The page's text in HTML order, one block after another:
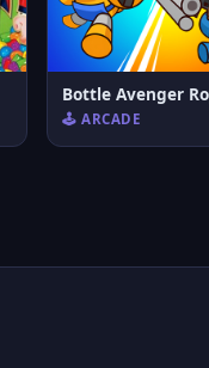
Bottle Avenger
🕹️ ARCADE